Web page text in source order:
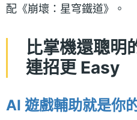
配《崩壞：星穹鐵道》。
比掌機還聰明
連招更 Easy
AI 遊戲輔助就是你